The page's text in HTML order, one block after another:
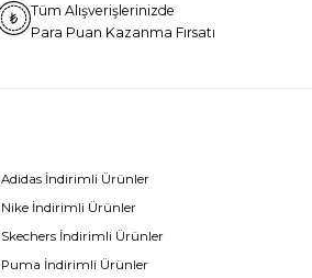
Tüm Alışverişlerinizde
Para Puan Kazanma Fırsatı
Adidas İndirimli Ürünler
Nike İndirimli Ürünler
Skechers İndirimli Ürünler
Puma İndirimli Ürünler